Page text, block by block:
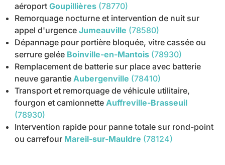
aéroport Goupillières (78770)
Remorquage nocturne et intervention de nuit sur
appel d'urgence Jumeauville (78580)
Dépannage pour portière bloquée, vitre cassée ou
serrure gelée Boinville-en-Mantois (78930)
Remplacement de batterie sur place avec batterie
neuve garantie Aubergenville (78410)
Transport et remorquage de véhicule utilitaire,
fourgon et camionnette Auffreville-Brasseuil
(78930)
Intervention rapide pour panne totale sur rond-point
ou carrefour Mareil-sur-Mauldre (78124)